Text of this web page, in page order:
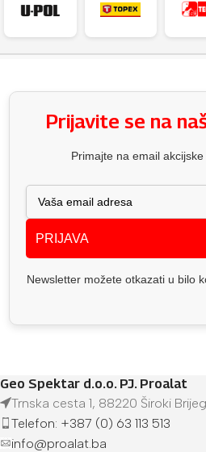
Prijavite se na
Primajte na email
PRIJAVA
Newsletter možete otkazati u bilo
Geo Spektar d.o.o. PJ. Proalat
Trnska cesta 1, 88220 Široki Brijeg
Telefon: +387 (0) 63 113 513
info@proalat.ba